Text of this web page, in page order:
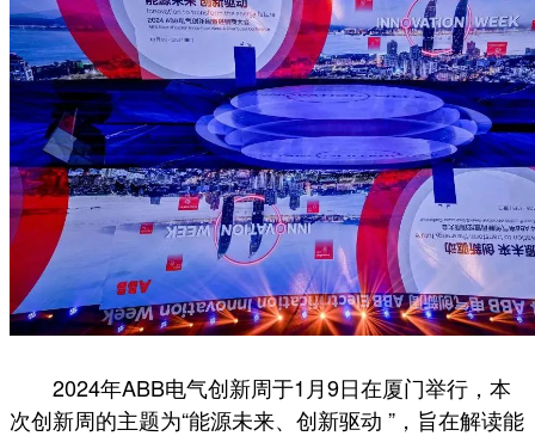
2024年ABB电气创新周于1月9日在厦门举行，本
次创新周的主题为“能源未来、创新驱动 ”，旨在解读能